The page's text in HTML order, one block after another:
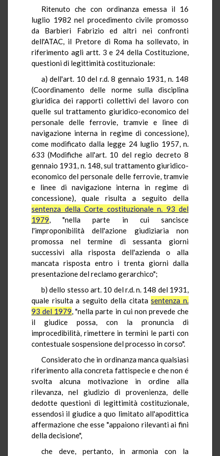
Ritenuto che con ordinanza emessa il 16
luglio 1982 nel procedimento civile promosso
da Barbieri Fabrizio ed altri nei confronti
dell'ATAC, il Pretore di Roma ha sollevato, in
riferimento agli artt. 3 e 24 della Costituzione,
questioni di legittimità costituzionale:
a) dell'art. 10 del r.d. 8 gennaio 1931, n. 148
(Coordinamento delle norme sulla disciplina
giuridica dei rapporti collettivi del lavoro con
quelle sul trattamento giuridico-economico del
personale delle ferrovie, tramvie e linee di
navigazione interna in regime di concessione),
come modificato dalla legge 24 luglio 1957, n.
633 (Modifiche all'art. 10 del regio decreto 8
gennaio 1931, n. 148, sul trattamento giuridico-
economico del personale delle ferrovie, tramvie
e linee di navigazione interna in regime di
concessione), quale risulta a seguito della
sentenza della Corte costituzionale n. 93 del
1979, "nella parte in cui sancisce
l'improponibilità dell'azione giudiziaria non
promossa nel termine di sessanta giorni
successivi alla risposta dell'azienda o alla
mancata risposta entro i trenta giorni dalla
presentazione del reclamo gerarchico";
b) dello stesso art. 10 del r.d. n. 148 del 1931,
quale risulta a seguito della citatasentenza n.
93 del 1979, "nella parte in cui non prevede che
il giudice possa, con la pronuncia di
improcedibilità, rimettere in termini le parti con
contestuale sospensione del processo in corso".
Considerato che in ordinanza manca qualsiasi
riferimento alla concreta fattispecie e che non é
svolta alcuna motivazione in ordine alla
rilevanza, nel giudizio di provenienza, delle
dedotte questioni di legittimità costituzionale,
essendosi il giudice a quo limitato all'apodittica
affermazione che esse "appaiono rilevanti ai fini
della decisione",
che deve, pertanto, in armonia con la